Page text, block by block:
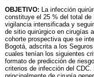
OBJETIVO: La infección
constituye el 25 % del total de
vigilancia intensificada y
de sitio quirúrgico en cirugías
cohorte prospectiva que se
Bogotá, adscrita a los
cuales tenían los siguientes
formato de predicción de
criterios de infección del CDC.